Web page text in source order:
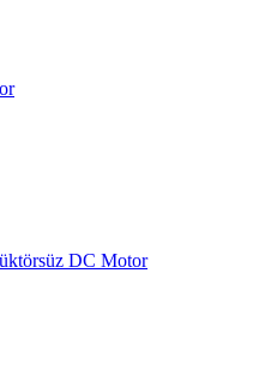
DC Motor